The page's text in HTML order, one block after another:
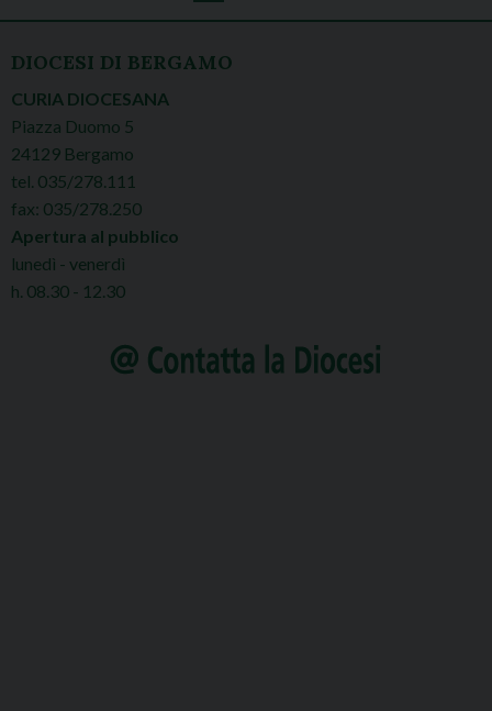
DIOCESI DI BERGAMO
CURIA DIOCESANA
Piazza Duomo 5
24129 Bergamo
tel. 035/278.111
fax: 035/278.250
Apertura al pubblico
lunedì - venerdì
h. 08.30 - 12.30